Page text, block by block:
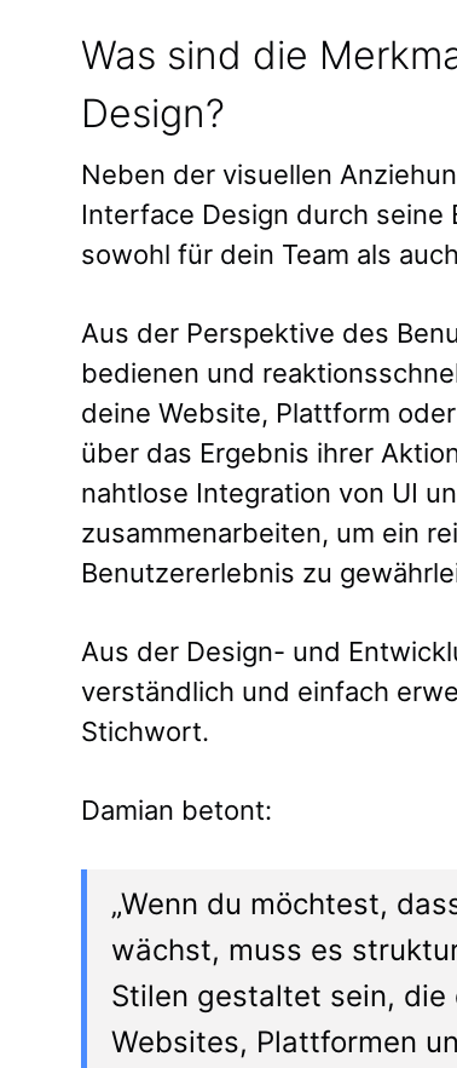
Was sind die
Design?
Neben der visuellen
Interface Design durch
sowohl für dein Team als
Aus der Perspektive des
bedienen und
deine Website, Plattform
über das Ergebnis ihrer
nahtlose Integration von UI
zusammenarbeiten, um ein
Benutzererlebnis zu
Aus der Design- und
verständlich und einfach
Stichwort.
Damian betont:
„Wenn du möchtest,
wächst, muss es
Stilen gestaltet sein,
Websites, Plattformen